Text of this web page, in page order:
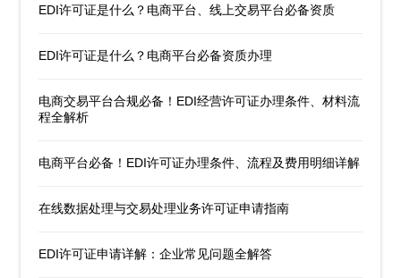
EDI许可证是什么？电商平台、线上交易平台必备资质
EDI许可证是什么？电商平台必备资质办理
电商交易平台合规必备！EDI经营许可证办理条件、材料流
程全解析
电商平台必备！EDI许可证办理条件、流程及费用明细详解
在线数据处理与交易处理业务许可证申请指南
EDI许可证申请详解：企业常见问题全解答